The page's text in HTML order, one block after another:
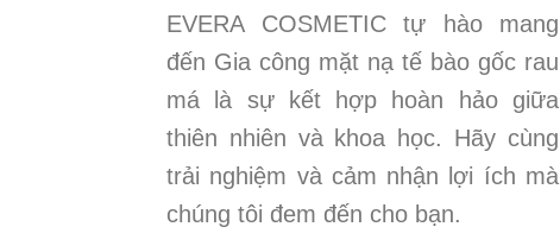
EVERA COSMETIC tự hào mang
đến Gia công mặt nạ tế bào gốc rau
má là sự kết hợp hoàn hảo giữa
thiên nhiên và khoa học. Hãy cùng
trải nghiệm và cảm nhận lợi ích mà
chúng tôi đem đến cho bạn.